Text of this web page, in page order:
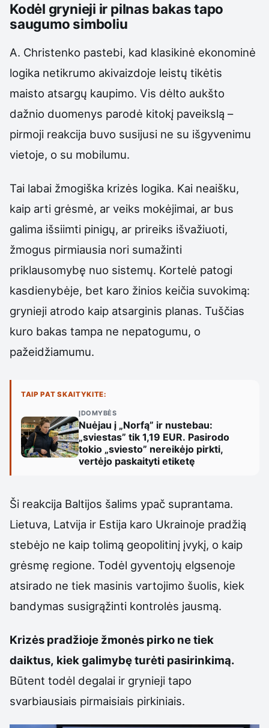
Kodėl grynieji ir pilnas bakas tapo
saugumo simboliu
A. Christenko pastebi, kad klasikinė ekonominė
logika netikrumo akivaizdoje leistų tikėtis
maisto atsargų kaupimo. Vis dėlto aukšto
dažnio duomenys parodė kitokį paveikslą –
pirmoji reakcija buvo susijusi ne su išgyvenimu
vietoje, o su mobilumu.
Tai labai žmogiška krizės logika. Kai neaišku,
kaip arti grėsmė, ar veiks mokėjimai, ar bus
galima išsiimti pinigų, ar prireiks išvažiuoti,
žmogus pirmiausia nori sumažinti
priklausomybę nuo sistemų. Kortelė patogi
kasdienybėje, bet karo žinios keičia suvokimą:
grynieji atrodo kaip atsarginis planas. Tuščias
kuro bakas tampa ne nepatogumu, o
pažeidžiamumu.
TAIP PAT SKAITYKITE:
ĮDOMYBĖS
Nuėjau į „Norfą” ir nustebau:
„sviestas” tik 1,19 EUR. Pasirodo
tokio „sviesto” nereikėjo pirkti,
vertėjo paskaityti etiketę
Ši reakcija Baltijos šalims ypač suprantama.
Lietuva, Latvija ir Estija karo Ukrainoje pradžią
stebėjo ne kaip tolimą geopolitinį įvykį, o kaip
grėsmę regione. Todėl gyventojų elgsenoje
atsirado ne tiek masinis vartojimo šuolis, kiek
bandymas susigrąžinti kontrolės jausmą.
Krizės pradžioje žmonės pirko ne tiek
daiktus, kiek galimybę turėti pasirinkimą.
Būtent todėl degalai ir grynieji tapo
svarbiausiais pirmaisiais pirkiniais.